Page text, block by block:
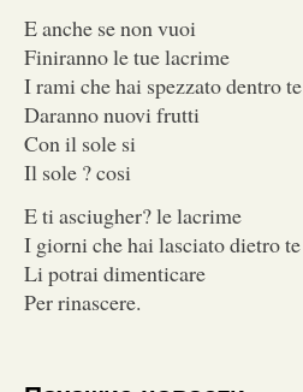
E anche se non vuoi
Finiranno le tue lacrime
I rami che hai spezzato dentro te
Daranno nuovi frutti
Con il sole si
Il sole ? cosi
E ti asciugher? le lacrime
I giorni che hai lasciato dietro te
Li potrai dimenticare
Per rinascere.